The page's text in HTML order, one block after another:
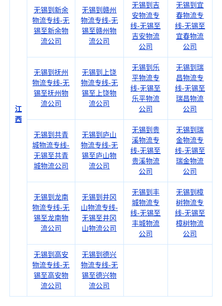
江
西
无锡到新余
物流专线-无
锡至新余物
流公司
无锡到赣州
物流专线-无
锡至赣州物
流公司
无锡到吉
安物流专
线-无锡至
吉安物流
公司
无锡到宜
春物流专
线-无锡至
宜春物流
公司
无锡到抚州
物流专线-无
锡至抚州物
流公司
无锡到上饶
物流专线-无
锡至上饶物
流公司
无锡到乐
平物流专
线-无锡至
乐平物流
公司
无锡到瑞
昌物流专
线-无锡至
瑞昌物流
公司
无锡到共青
城物流专线-
无锡至共青
城物流公司
无锡到庐山
物流专线-无
锡至庐山物
流公司
无锡到贵
溪物流专
线-无锡至
贵溪物流
公司
无锡到瑞
金物流专
线-无锡至
瑞金物流
公司
无锡到龙南
物流专线-无
锡至龙南物
流公司
无锡到井冈
山物流专线-
无锡至井冈
山物流公司
无锡到丰
城物流专
线-无锡至
丰城物流
公司
无锡到樟
树物流专
线-无锡至
樟树物流
公司
无锡到高安
物流专线-无
锡至高安物
流公司
无锡到德兴
物流专线-无
锡至德兴物
流公司